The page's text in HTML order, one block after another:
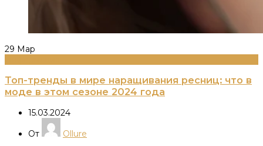
29 Мар
Топ-тренды в мире наращивания ресниц: что в
моде в этом сезоне 2024 года
15.03.2024
От
Ollure